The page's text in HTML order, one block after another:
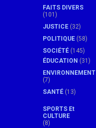
FAITS DIVERS
(101)
JUSTICE (32)
POLITIQUE (58)
SOCIÉTÉ (145)
ÉDUCATION (31)
ENVIRONNEMENT
(7)
SANTÉ (13)
SPORTS Et
CULTURE
(8)